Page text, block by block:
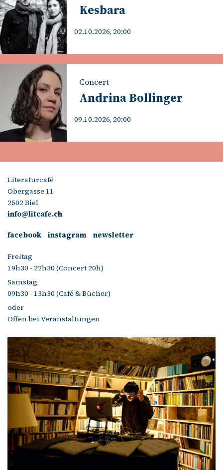
Kesbara
02.10.2026, 20:00
Concert
Andrina Bollinger
09.10.2026, 20:00
Literaturcafé
Obergasse 11
2502 Biel
info@litcafe.ch
facebook instagram newsletter
Freitag
19h30 - 22h30 (Concert 20h)
Samstag
09h30 - 13h30 (Café & Bücher)
oder
Offen bei Veranstaltungen